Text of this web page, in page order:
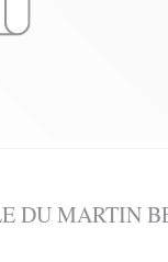
DU MARTIN